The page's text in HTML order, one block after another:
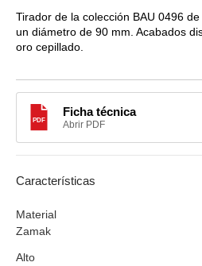
de
Viefe
A1496
de
Viefe
Tirador de la colección BAU 0496
un diámetro de 90 mm. Acabados
oro cepillado.
PDF
Ficha técnica
Abrir PDF
Características
Material
Zamak
Alto